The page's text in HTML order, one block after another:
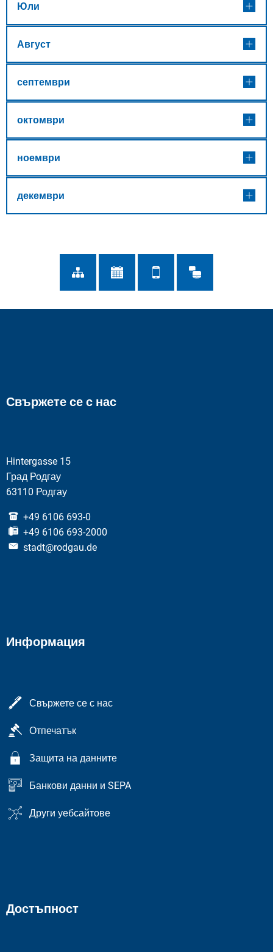
Юли
Август
септември
октомври
ноември
декември
Свържете се с нас
Hintergasse 15
Град Родгау
63110 Родгау
+49 6106 693-0
+49 6106 693-2000
stadt@rodgau.de
Информация
Свържете се с нас
Отпечатък
Защита на данните
Банкови данни и SEPA
Други уебсайтове
Достъпност